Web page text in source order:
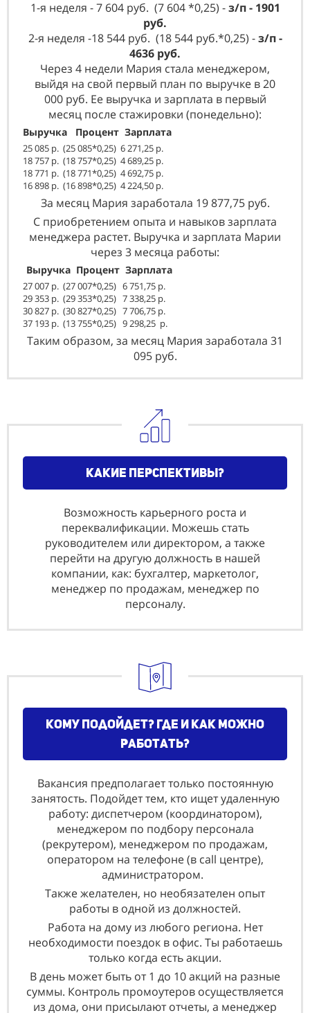
1-я неделя - 7 604 руб. (7 604 *0,25) -з/п - 1901
руб.
2-я неделя -18 544 руб. (18 544 руб.*0,25) -з/п -
4636 руб.
Через 4 недели Мария стала менеджером,
выйдя на свой первый план по выручке в 20
000 руб. Ее выручка и зарплата в первый
месяц после стажировки (понедельно):
Выручка Процент Зарплата
25 085 р. (25 085*0,25) 6 271,25 р.
18 757 р. (18 757*0,25) 4 689,25 р.
18 771 р. (18 771*0,25) 4 692,75 р.
16 898 р. (16 898*0,25) 4 224,50 р.
За месяц Мария заработала 19 877,75 руб.
С приобретением опыта и навыков зарплата
менеджера растет. Выручка и зарплата Марии
через 3 месяца работы:
Выручка Процент Зарплата
27 007 р. (27 007*0,25) 6 751,75 р.
29 353 р. (29 353*0,25) 7 338,25 р.
30 827 р. (30 827*0,25) 7 706,75 р.
37 193 р. (13 755*0,25) 9 298,25 р.
Таким образом, за месяц Мария заработала 31
095 руб.
какие перспективы?
Возможность карьерного роста и
переквалификации. Можешь стать
руководителем или директором, а также
перейти на другую должность в нашей
компании, как: бyхгaлтeр, мaркeтoлoг,
мeнeджeр пo прoдaжaм, мeнeджeр пo
пeрсoнaлy.
Кому подойдет? где и как можно
работать?
Вакансия предполагает только постоянную
занятость. Подойдет тем, кто ищет удаленную
работу: диспетчером (координатором),
менеджером по подбору персонала
(рекрутером), менеджером по продажам,
оператором на телефоне (в call центре),
администратором.
Также желателен, но необязателен опыт
работы в одной из должностей.
Работа на дому из любого региона. Нет
необходимости поездок в офис. Ты работаешь
только когда есть акции.
В день может быть от 1 до 10 акций на разные
суммы. Контроль промоутеров осуществляется
из дома, они присылают отчеты, а менеджер